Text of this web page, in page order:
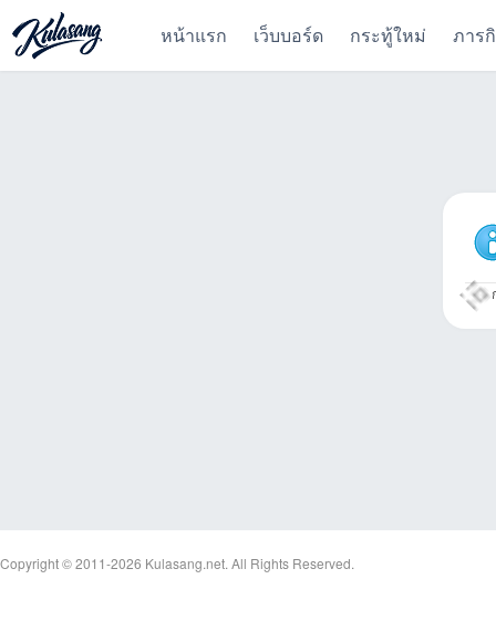
หน้าแรก เว็บบอร์ด กระทู้ใหม่ ภาร
Copyright © 2011-2026 Kulasang.net. All Rights Reserved.